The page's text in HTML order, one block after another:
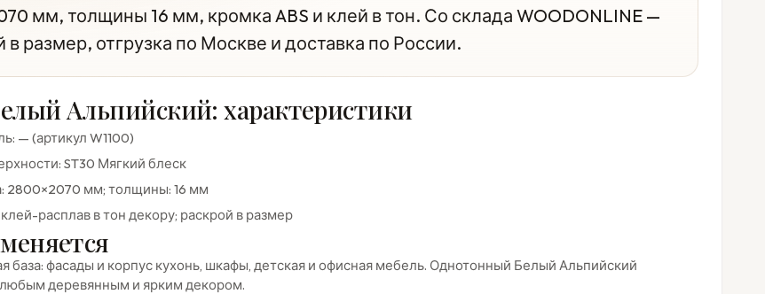
мм, толщины 16 мм, кромка ABS и клей в тон. Со склада WOODONLINE —
в размер, отгрузка по Москве и доставка по России.
Альпийский: характеристики
— (артикул W1100)
ST30 Мягкий блеск
2800×2070 мм; толщины: 16 мм
расплав в тон декору; раскрой в размер
база: фасады и корпус кухонь, шкафы, детская и офисная мебель. Однотонный Белый Альпийский
любым деревянным и ярким декором.